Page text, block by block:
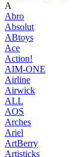
A
Abro
Absolut
ABtoys
Ace
Action!
AIM-ONE
Airline
Airwick
ALL
AOS
Arches
Ariel
ArtBerry
Artisticks